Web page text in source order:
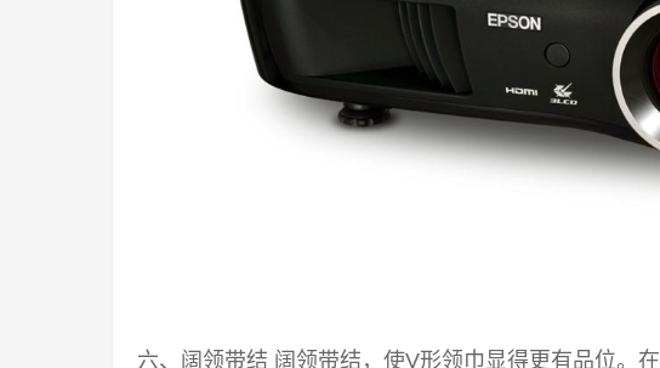
六、阔领带结 阔领带结，使V形领巾显得更有品位。